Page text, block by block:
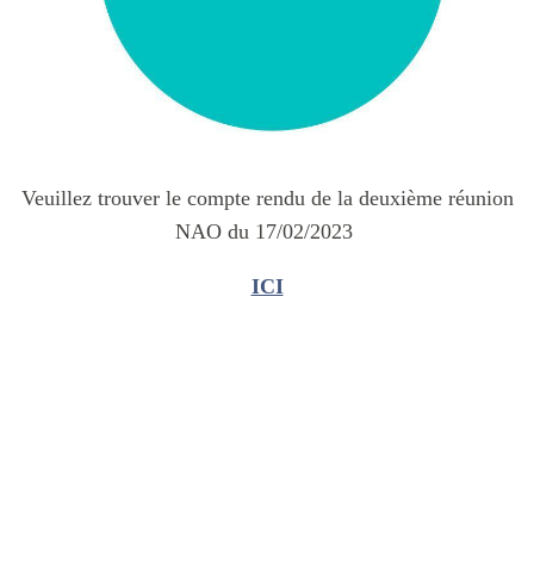
Veuillez trouver le compte rendu de la deuxième réunion
NAO du 17/02/2023
ICI